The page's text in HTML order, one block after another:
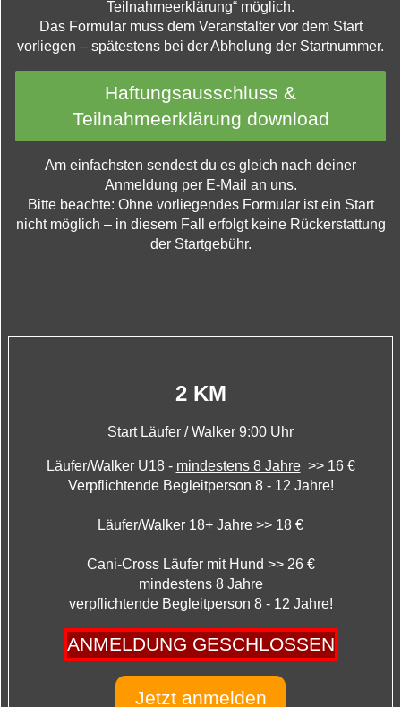
Teilnahmeerklärung“ möglich.
Das Formular muss dem Veranstalter vor dem Start
vorliegen – spätestens bei der Abholung der Startnummer.
Haftungsausschluss &
Teilnahmeerklärung download
Am einfachsten sendest du es gleich nach deiner
Anmeldung per E-Mail an uns.
Bitte beachte: Ohne vorliegendes Formular ist ein Start
nicht möglich – in diesem Fall erfolgt keine Rückerstattung
der Startgebühr.
2 KM
Start Läufer / Walker 9:00 Uhr
Läufer/Walker U18 - mindestens 8 Jahre>> 16 €
Verpflichtende Begleitperson 8 - 12 Jahre!
Läufer/Walker 18+ Jahre >> 18 €
Cani-Cross Läufer mit Hund >> 26 €
mindestens 8 Jahre
verpflichtende Begleitperson 8 - 12 Jahre!
ANMELDUNG GESCHLOSSEN
Jetzt anmelden